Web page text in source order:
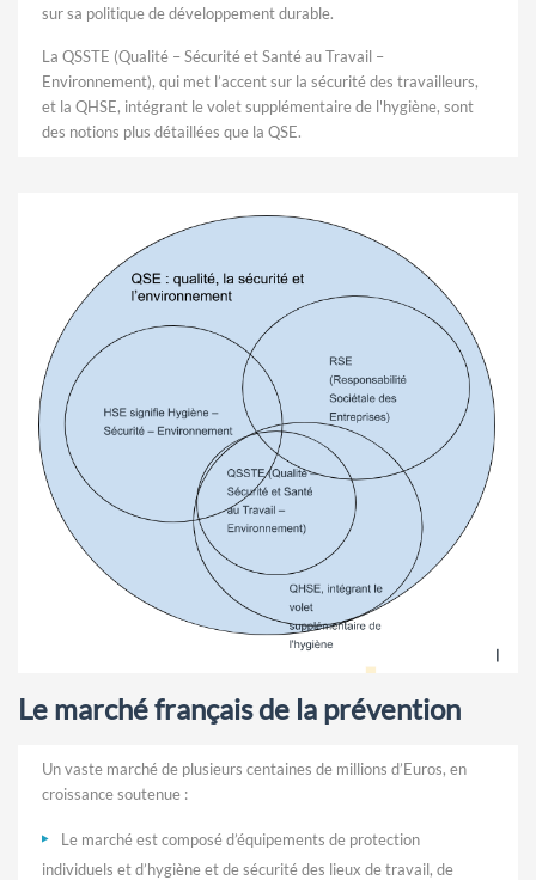
sur sa politique de développement durable.
La QSSTE (Qualité – Sécurité et Santé au Travail –
Environnement), qui met l’accent sur la sécurité des travailleurs,
et la QHSE, intégrant le volet supplémentaire de l'hygiène, sont
des notions plus détaillées que la QSE.
Le marché français de la prévention
Un vaste marché de plusieurs centaines de millions d’Euros, en
croissance soutenue :
Le marché est composé d’équipements de protection
individuels et d’hygiène et de sécurité des lieux de travail, de